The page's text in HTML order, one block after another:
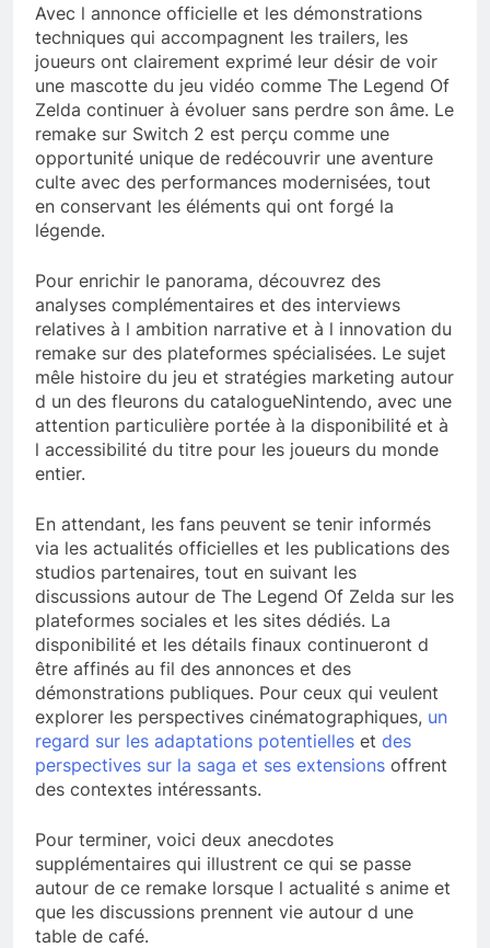
Avec l annonce officielle et les démonstrations
techniques qui accompagnent les trailers, les
joueurs ont clairement exprimé leur désir de voir
une mascotte du jeu vidéo comme The Legend Of
Zelda continuer à évoluer sans perdre son âme. Le
remake sur Switch 2 est perçu comme une
opportunité unique de redécouvrir une aventure
culte avec des performances modernisées, tout
en conservant les éléments qui ont forgé la
légende.
Pour enrichir le panorama, découvrez des
analyses complémentaires et des interviews
relatives à l ambition narrative et à l innovation du
remake sur des plateformes spécialisées. Le sujet
mêle histoire du jeu et stratégies marketing autour
d un des fleurons du catalogueNintendo, avec une
attention particulière portée à la disponibilité et à
l accessibilité du titre pour les joueurs du monde
entier.
En attendant, les fans peuvent se tenir informés
via les actualités officielles et les publications des
studios partenaires, tout en suivant les
discussions autour de The Legend Of Zelda sur les
plateformes sociales et les sites dédiés. La
disponibilité et les détails finaux continueront d
être affinés au fil des annonces et des
démonstrations publiques. Pour ceux qui veulent
explorer les perspectives cinématographiques, un
regard sur les adaptations potentielles et des
perspectives sur la saga et ses extensions offrent
des contextes intéressants.
Pour terminer, voici deux anecdotes
supplémentaires qui illustrent ce qui se passe
autour de ce remake lorsque l actualité s anime et
que les discussions prennent vie autour d une
table de café.